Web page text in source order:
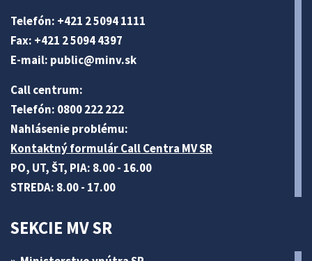
Telefón: +421 2 5094 1111
Fax: +421 2 5094 4397
E-mail: public@minv.sk
Call centrum:
Telefón: 0800 222 222
Nahlásenie problému:
Kontaktný formulár Call Centra MV SR
PO, UT, ŠT, PIA: 8.00 - 16.00
STREDA: 8.00 - 17.00
SEKCIE MV SR